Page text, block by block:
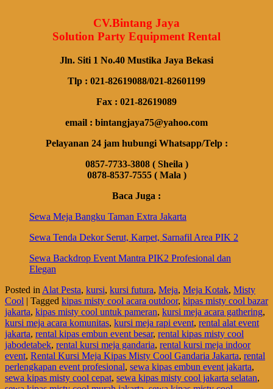
CV.Bintang Jaya
Solution Party Equipment Rental
Jln. Siti 1 No.40 Mustika Jaya Bekasi
Tlp : 021-82619088/021-82601199
Fax : 021-82619089
email : bintangjaya75@yahoo.com
Pelayanan 24 jam hubungi Whatsapp/Telp :
0857-7733-3808 ( Sheila )
0878-8537-7555 ( Mala )
Baca Juga :
Sewa Meja Bangku Taman Extra Jakarta
Sewa Tenda Dekor Serut, Karpet, Sarnafil Area PIK 2
Sewa Backdrop Event Mantra PIK2 Profesional dan
Elegan
Posted in Alat Pesta, kursi, kursi futura, Meja, Meja Kotak, Misty
Cool | Tagged kipas misty cool acara outdoor, kipas misty cool bazar
jakarta, kipas misty cool untuk pameran, kursi meja acara gathering,
kursi meja acara komunitas, kursi meja rapi event, rental alat event
jakarta, rental kipas embun event besar, rental kipas misty cool
jabodetabek, rental kursi meja gandaria, rental kursi meja indoor
event, Rental Kursi Meja Kipas Misty Cool Gandaria Jakarta, rental
perlengkapan event profesional, sewa kipas embun event jakarta,
sewa kipas misty cool cepat, sewa kipas misty cool jakarta selatan,